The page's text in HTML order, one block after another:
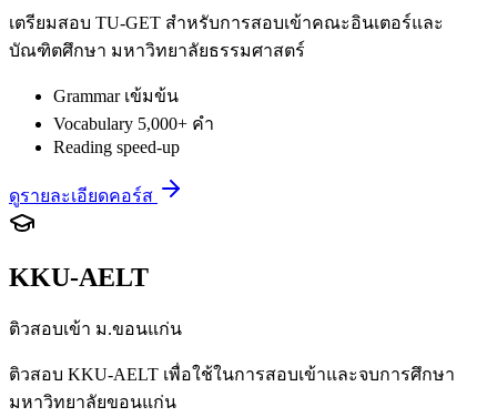
เตรียมสอบ TU-GET สำหรับการสอบเข้าคณะอินเตอร์และ
บัณฑิตศึกษา มหาวิทยาลัยธรรมศาสตร์
Grammar เข้มข้น
Vocabulary 5,000+ คำ
Reading speed-up
ดูรายละเอียดคอร์ส
KKU-AELT
ติวสอบเข้า ม.ขอนแก่น
ติวสอบ KKU-AELT เพื่อใช้ในการสอบเข้าและจบการศึกษา
มหาวิทยาลัยขอนแก่น